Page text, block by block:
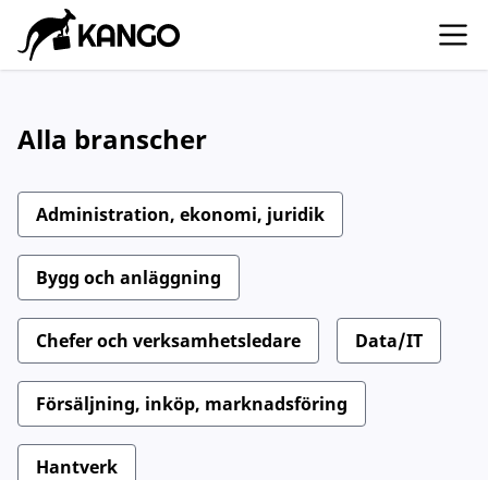
Alla branscher
Administration, ekonomi, juridik
Bygg och anläggning
Chefer och verksamhetsledare Data/IT
Försäljning, inköp, marknadsföring
Hantverk